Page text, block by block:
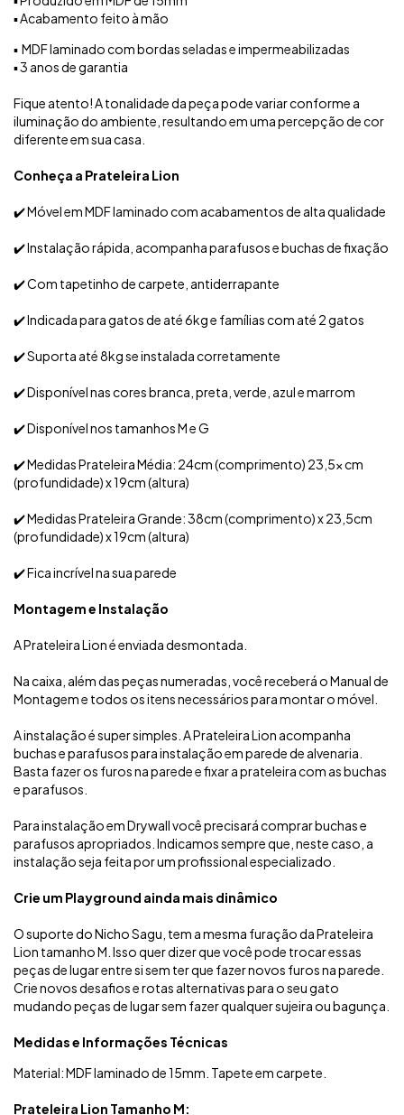
▪️ Acabamento feito à mão
▪️ MDF laminado com bordas seladas e impermeabilizadas
▪️ 3 anos de garantia
Fique atento! A tonalidade da peça pode variar conforme a
iluminação do ambiente, resultando em uma percepção de cor
diferente em sua casa.
Conheça a Prateleira Lion
✔️ Móvel em MDF laminado com acabamentos de alta qualidade
✔️ Instalação rápida, acompanha parafusos e buchas de fixação
✔️ Com tapetinho de carpete, antiderrapante
✔️ Indicada para gatos de até 6kg e famílias com até 2 gatos
✔️ Suporta até 8kg se instalada corretamente
✔️ Disponível nas cores branca, preta, verde, azul e marrom
✔️ Disponível nos tamanhos M e G
✔️ Medidas Prateleira Média: 24cm (comprimento) 23,5x cm
(profundidade) x 19cm (altura)
✔️ Medidas Prateleira Grande: 38cm (comprimento) x 23,5cm
(profundidade) x 19cm (altura)
✔️ Fica incrível na sua parede
Montagem e Instalação
A Prateleira Lion é enviada desmontada.
Na caixa, além das peças numeradas, você receberá o Manual de
Montagem e todos os itens necessários para montar o móvel.
A instalação é super simples. A Prateleira Lion acompanha
buchas e parafusos para instalação em parede de alvenaria.
Basta fazer os furos na parede e fixar a prateleira com as buchas
e parafusos.
Para instalação em Drywall você precisará comprar buchas e
parafusos apropriados. Indicamos sempre que, neste caso, a
instalação seja feita por um profissional especializado.
Crie um Playground ainda mais dinâmico
O suporte do Nicho Sagu, tem a mesma furação da Prateleira
Lion tamanho M. Isso quer dizer que você pode trocar essas
peças de lugar entre si sem ter que fazer novos furos na parede.
Crie novos desafios e rotas alternativas para o seu gato
mudando peças de lugar sem fazer qualquer sujeira ou bagunça.
Medidas e Informações Técnicas
Material: MDF laminado de 15mm. Tapete em carpete.
Prateleira Lion Tamanho M: